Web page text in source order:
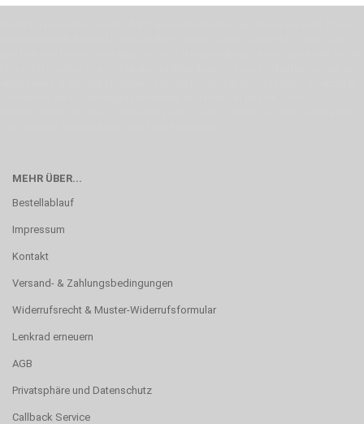
MEHR ÜBER...
Bestellablauf
Impressum
Kontakt
Versand- & Zahlungsbedingungen
Widerrufsrecht & Muster-Widerrufsformular
Lenkrad erneuern
AGB
Privatsphäre und Datenschutz
Callback Service